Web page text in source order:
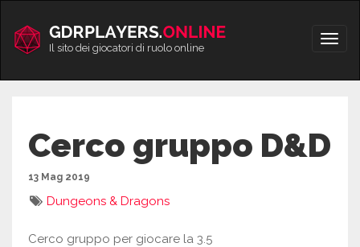
contenuto
Apri/
Il sito dei giocatori di ruolo online
Cerco gruppo D&D
13 Mag 2019
Dungeons & Dragons
Cerco gruppo per giocare la 3.5